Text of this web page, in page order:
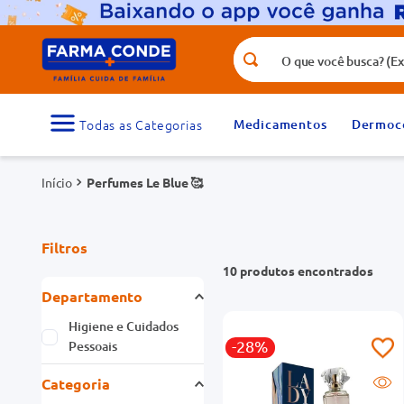
O que você busca? (Ex.: vitamina,
Medicamentos
Perfumes Le Blue 🥰
Filtros
Departamento
Higiene e Cuidados
Pessoais
Categoria
10 produtos
-28%
Termos mais buscados
1
medicamento
5º